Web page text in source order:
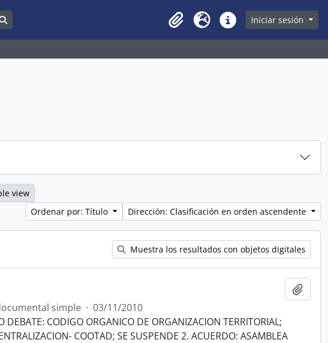
Clipboard
Idioma Enlaces rápidos
Iniciar sesión
view
Ordenar por: Título
Dirección: Clasificación en orden ascendente
Muestra los resultados con objetos digitales
simple · 03/11/2010
DEBATE: CODIGO ORGANICO DE ORGANIZACION TERRITORIAL;
COOTAD; SE SUSPENDE 2. ACUERDO: ASAMBLEA